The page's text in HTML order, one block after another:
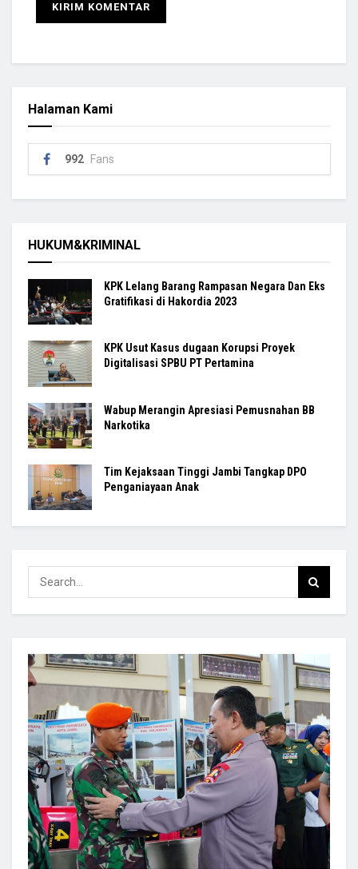
Halaman Kami
992 Fans
HUKUM&KRIMINAL
KPK Lelang Barang Rampasan Negara Dan Eks
Gratifikasi di Hakordia 2023
KPK Usut Kasus dugaan Korupsi Proyek
Digitalisasi SPBU PT Pertamina
Wabup Merangin Apresiasi Pemusnahan BB
Narkotika
Tim Kejaksaan Tinggi Jambi Tangkap DPO
Penganiayaan Anak